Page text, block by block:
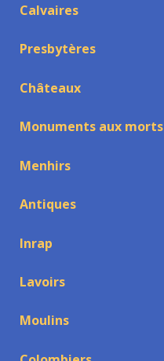
Calvaires
Presbytères
Châteaux
Monuments aux morts
Menhirs
Antiques
Inrap
Lavoirs
Moulins